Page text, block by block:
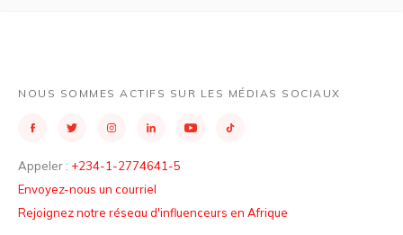
NOUS SOMMES ACTIFS SUR LES MÉDIAS SOCIAUX
Appeler : +234-1-2774641-5
Envoyez-nous un courriel
Rejoignez notre réseau d'influenceurs en Afrique